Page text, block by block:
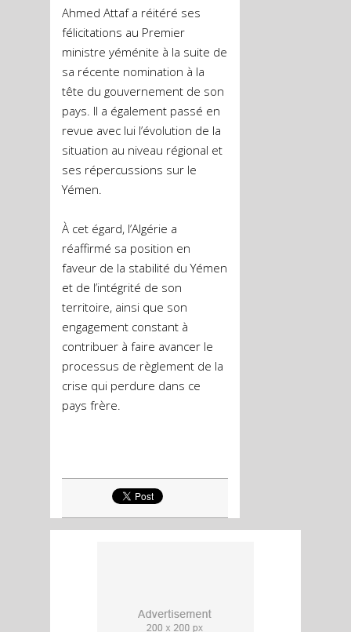
Ahmed Attaf a réitéré ses
félicitations au Premier
ministre yéménite à la suite de
sa récente nomination à la
tête du gouvernement de son
pays. Il a également passé en
revue avec lui l’évolution de la
situation au niveau régional et
ses répercussions sur le
Yémen.
À cet égard, l’Algérie a
réaffirmé sa position en
faveur de la stabilité du Yémen
et de l’intégrité de son
territoire, ainsi que son
engagement constant à
contribuer à faire avancer le
processus de règlement de la
crise qui perdure dans ce
pays frère.